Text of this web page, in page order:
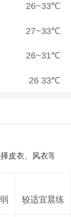
26~33℃
27~33℃
26~31℃
26 33℃
皮衣、风衣等防
较适宜晨练